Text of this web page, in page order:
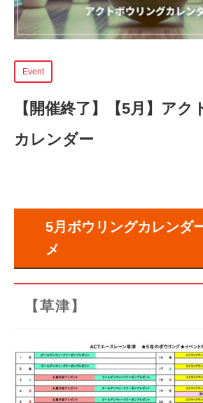
Event
【開催終了】
【5月】ア
カレンダー
5月ボウリングカレンダ
メ
【草津】